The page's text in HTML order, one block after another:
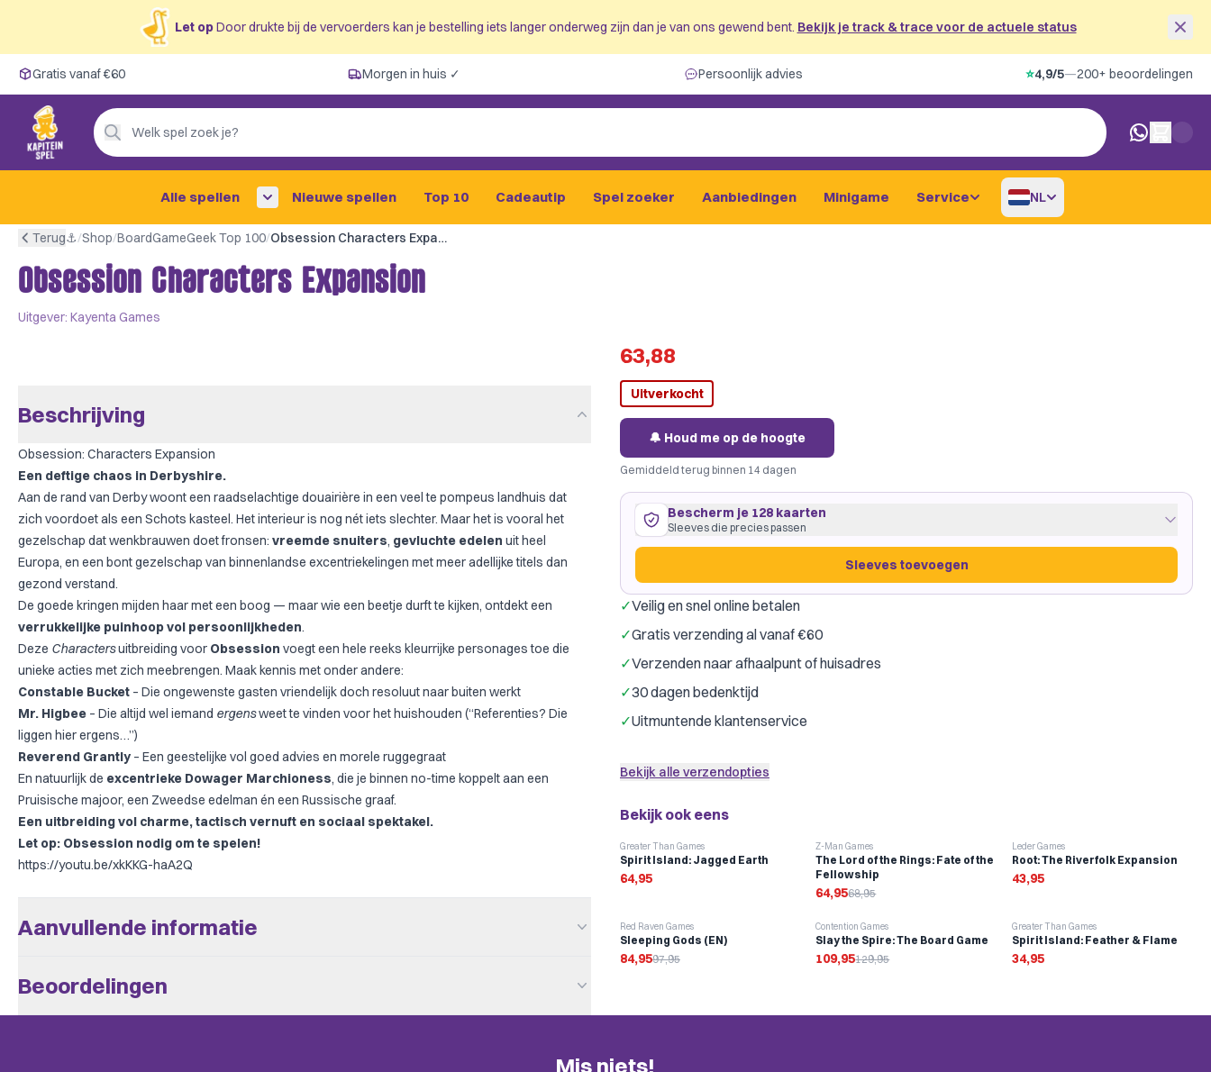
Let opDoor drukte bij de vervoerders kan je bestelling iets langer onderweg zijn dan je van ons gewend bent. Bekijk je track & trace voor de actuele status
Gratis vanaf €60
Morgen in huis ✓
Persoonlijk advies
4,9/5 —
200+ beoordelingen
Gratis vanaf €60 Morgen in huis ✓ Persoonlijk advies ⭐4,9/5—200+ beoordelingen
Welk spel zoek je?
0 artikelen
Alle spellen Nieuwe spellen Top 10 Cadeautip Spel zoeker Aanbiedingen Minigame Service NL
Terug⚓︎/Shop/BoardGameGeek Top 100/ Obsession Characters Expansion
Obsession Characters Expansion
Uitgever: Kayenta Games
Beschrijving
Obsession: Characters Expansion
Een deftige chaos in Derbyshire.
Aan de rand van Derby woont een raadselachtige douairière in een veel te pompeus landhuis dat
zich voordoet als een Schots kasteel. Het interieur is nog nét iets slechter. Maar het is vooral het
gezelschap dat wenkbrauwen doet fronsen: vreemde snuiters, gevluchte edelen uit heel
Europa, en een bont gezelschap van binnenlandse excentriekelingen met meer adellijke titels dan
gezond verstand.
De goede kringen mijden haar met een boog — maar wie een beetje durft te kijken, ontdekt een
verrukkelijke puinhoop vol persoonlijkheden.
Deze Charactersuitbreiding voor Obsession voegt een hele reeks kleurrijke personages toe die
unieke acties met zich meebrengen. Maak kennis met onder andere:
Constable Bucket – Die ongewenste gasten vriendelijk doch resoluut naar buiten werkt
Mr. Higbee – Die altijd wel iemand ergensweet te vinden voor het huishouden (“Referenties? Die
liggen hier ergens…”)
Reverend Grantly – Een geestelijke vol goed advies en morele ruggegraat
En natuurlijk de excentrieke Dowager Marchioness, die je binnen no-time koppelt aan een
Pruisische majoor, een Zweedse edelman én een Russische graaf.
Een uitbreiding vol charme, tactisch vernuft en sociaal spektakel.
Let op: Obsession nodig om te spelen!
https://youtu.be/xkKKG-haA2Q
Aanvullende informatie
Beoordelingen
63,88
Uitverkocht
🔔 Houd me op de hoogte
Gemiddeld terug binnen 14 dagen
Bescherm je 128 kaarten
Sleeves die precies passen
Sleeves toevoegen
76 kaarten
ruim passend·GameGenic Green
Merk: Gamegenic Dragon Shield
52 kaarten
past precies ·GameGenic Yellow
✓Veilig en snel online betalen
✓Gratis verzending al vanaf €60
✓Verzenden naar afhaalpunt of huisadres
✓30 dagen bedenktijd
✓Uitmuntende klantenservice
Bekijk alle verzendopties
Bekijk ook eens
Greater Than Games
Spirit Island: Jagged Earth
64,95
-6%
Z-Man Games
The Lord of the Rings: Fate of the
Fellowship
64,9568,95
Leder Games
Root: The Riverfolk Expansion
43,95
-13%
Red Raven Games
Sleeping Gods (EN)
84,9597,95
-15%
Contention Games
Slay the Spire: The Board Game
109,95129,95
Greater Than Games
Spirit Island: Feather & Flame
34,95
Mis niets!